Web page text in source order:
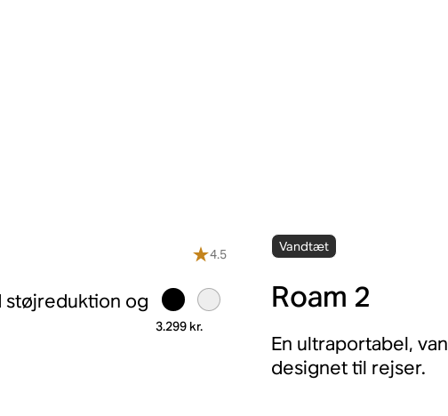
4.5
og
3.299 kr.
Vandtæt
Roam 2
En ultraportabel,
designet til rejser.